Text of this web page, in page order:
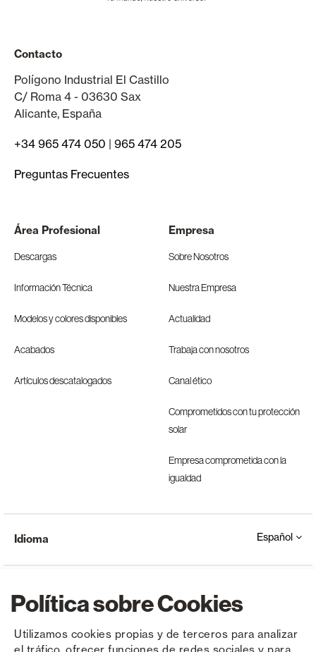
Política sobre Cookies
Utilizamos cookies propias y de terceros para analizar
Contacto
Polígono Industrial El Castillo
C/ Roma 4 - 03630 Sax
Alicante, España
+34 965 474 050 | 965 474 205
Preguntas Frecuentes
Área Profesional
Descargas
Información Técnica
Modelos y colores disponibles
Acabados
Artículos descatalogados
Empresa
Sobre Nosotros
Nuestra Empresa
Actualidad
Trabaja con nosotros
Canal ético
Comprometidos con tu protección
solar
Empresa comprometida con la
igualdad
Copyright © Saxun 2023 - 2026 Política de privacidad Aviso legal Cookies
Idioma Español